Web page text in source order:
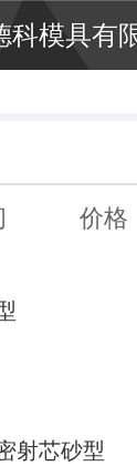
科模具有
价格
射芯砂型